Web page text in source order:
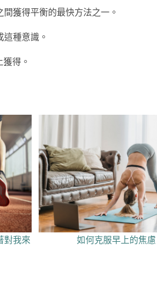
獲得平衡的最快方法之一。
種意識。
得。
對我來
如何克服早上的焦慮